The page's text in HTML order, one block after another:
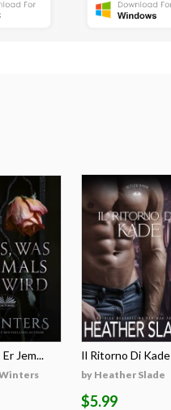
Jem... Il Ritorno Di Kade
by Heather Slade
$5.99